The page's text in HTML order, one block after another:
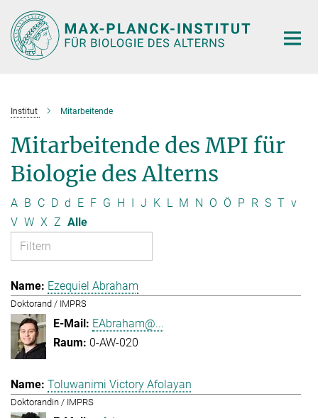
Hauptinhalt
Institut Mitarbeitende
Mitarbeitende des MPI für
Biologie des Alterns
A B C D d E F G H I J K L M N O Ö P R S T v
V W X Z Alle
Ezequiel Abraham
Doktorand / IMPRS
EAbraham@...
0-AW-020
Toluwanimi Victory Afolayan
Doktorandin / IMPRS